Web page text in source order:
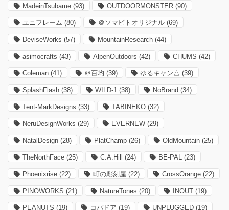
MadeinTsubame (93) OUTDOORMONSTER (90)
ユニフレーム (80) ＠ソマビトオリジナル (69)
DeviseWorks (57) MountainResearch (44)
asimocrafts (43) AlpenOutdoors (42) CHUMS (42)
Coleman (41) ＠百均 (39) ゆるキャン△ (39)
SplashFlash (38) WILD-1 (38) NoBrand (34)
Tent-MarkDesigns (33) TABINEKO (32)
NeruDesignWorks (29) EVERNEW (29)
NatalDesign (28) PlatChamp (26) OldMountain (25)
TheNorthFace (25) C.A.Hill (24) BE-PAL (23)
Phoenixrise (22) 町の彫刻屋 (22) CrossOrange (22)
PINOWORKS (21) NatureTones (20) INOUT (19)
PEANUTS (19) コパドア (19) UNPLUGGED (19)